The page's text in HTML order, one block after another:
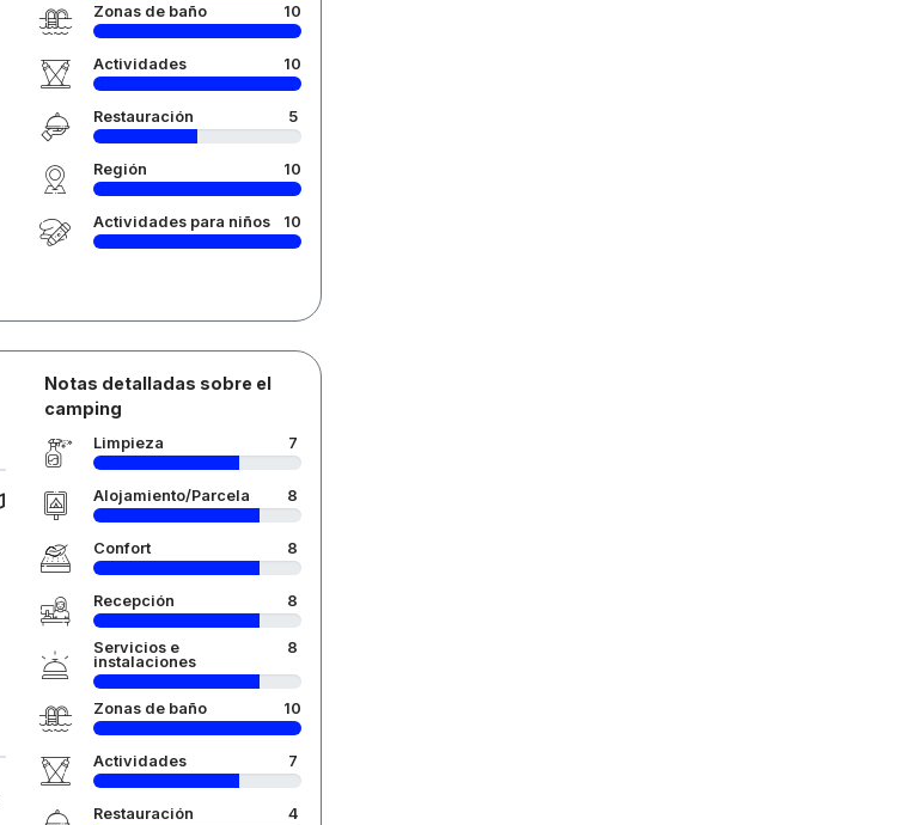
Zonas de baño 10
Actividades 10
Restauración 5
Región 10
Actividades para niños 10
Notas detalladas sobre el
camping
Limpieza 7
Alojamiento/Parcela 8
Confort 8
Recepción 8
Servicios e
instalaciones
8
Zonas de baño 10
Actividades 7
Restauración 4